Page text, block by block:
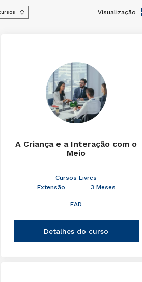
Visualização
A Criança e a Interação com o
Meio
Cursos Livres
Extensão
3 Meses
EAD
Detalhes do curso